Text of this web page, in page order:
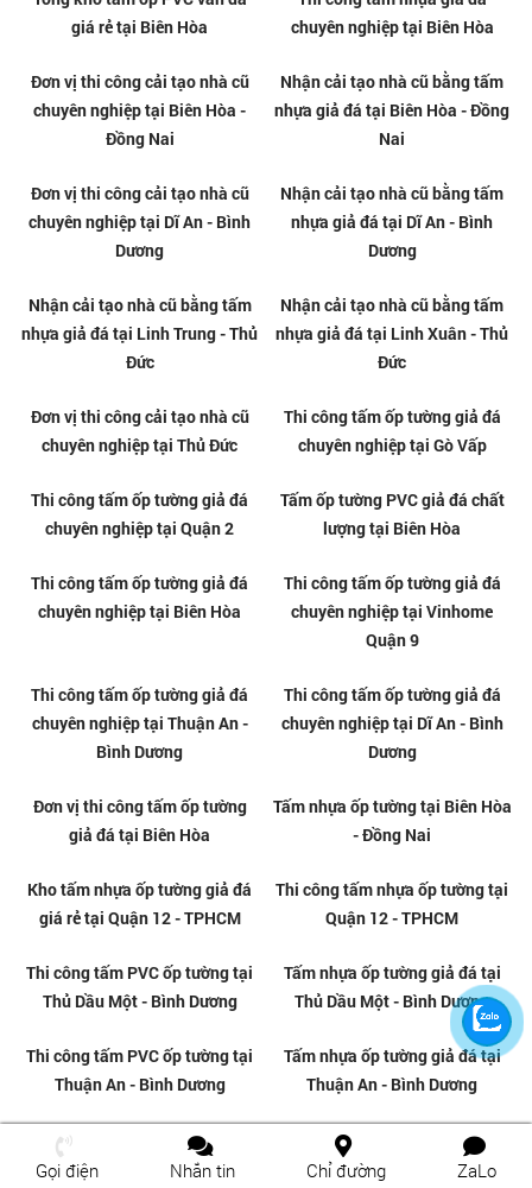
Tổng kho tấm ốp PVC vân đá
Thi công tấm nhựa giả đá
Tổng kho tấm ốp PVC vân đá
Thi công tấm nhựa giả đá
Tổng kho tấm ốp PVC vân đá
giá rẻ tại Dĩ An
Thi công tấm nhựa giả đá
chuyên nghiệp tại Dĩ An
Tổng kho tấm ốp PVC vân đá
Tổng kho tấm ốp PVC vân đá
Gọi điện Nhắn tin Chỉ đường ZaLo